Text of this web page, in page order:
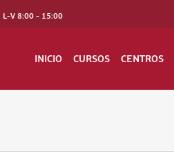
L-V 8:00 - 15:00
INICIO CURSOS CENTROS